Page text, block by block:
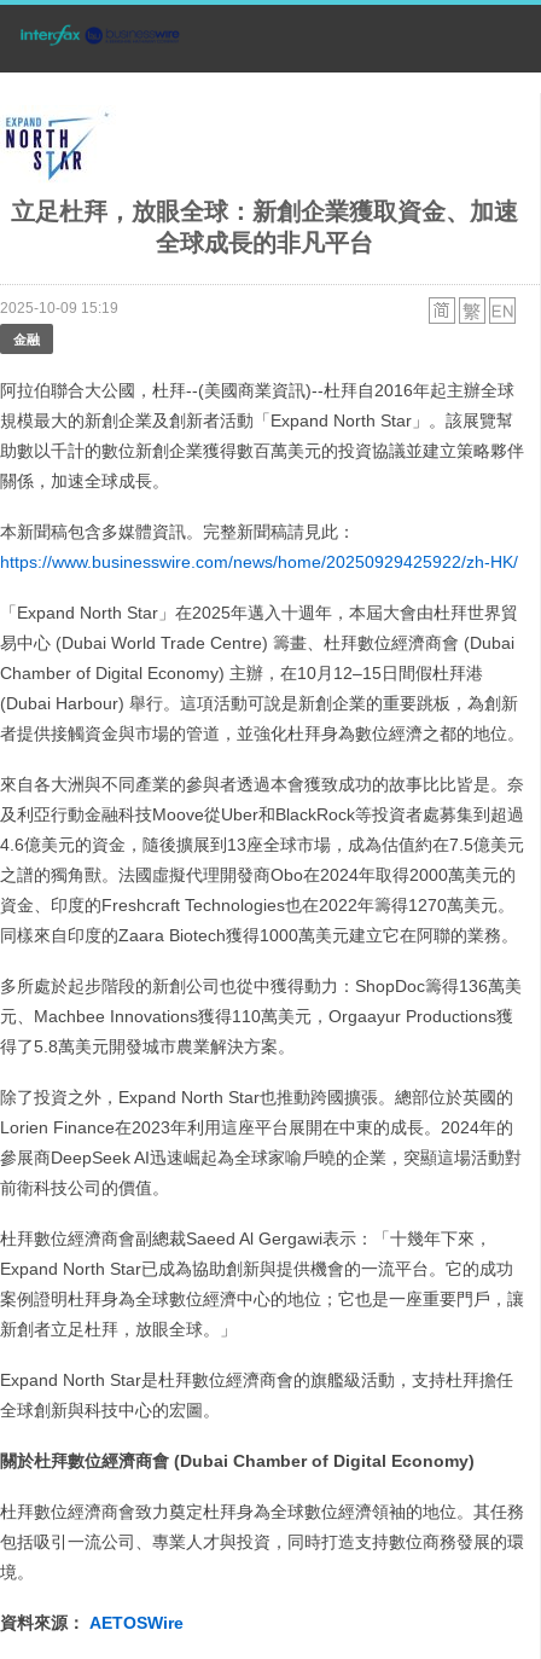
立足杜拜，放眼全球：新創企業獲取資金、加速
全球成長的非凡平台
2025-10-09 15:19
金融
阿拉伯聯合大公國，杜拜--(美國商業資訊)--杜拜自2016年起主辦全球
規模最大的新創企業及創新者活動「Expand North Star」。該展覽幫
助數以千計的數位新創企業獲得數百萬美元的投資協議並建立策略夥伴
關係，加速全球成長。
本新聞稿包含多媒體資訊。完整新聞稿請見此：
https://www.businesswire.com/news/home/20250929425922/zh-HK/
「Expand North Star」在2025年邁入十週年，本屆大會由杜拜世界貿
易中心 (Dubai World Trade Centre) 籌畫、杜拜數位經濟商會 (Dubai
Chamber of Digital Economy) 主辦，在10月12–15日間假杜拜港
(Dubai Harbour) 舉行。這項活動可說是新創企業的重要跳板，為創新
者提供接觸資金與市場的管道，並強化杜拜身為數位經濟之都的地位。
來自各大洲與不同產業的參與者透過本會獲致成功的故事比比皆是。奈
及利亞行動金融科技Moove從Uber和BlackRock等投資者處募集到超過
4.6億美元的資金，隨後擴展到13座全球市場，成為估值約在7.5億美元
之譜的獨角獸。法國虛擬代理開發商Obo在2024年取得2000萬美元的
資金、印度的Freshcraft Technologies也在2022年籌得1270萬美元。
同樣來自印度的Zaara Biotech獲得1000萬美元建立它在阿聯的業務。
多所處於起步階段的新創公司也從中獲得動力：ShopDoc籌得136萬美
元、Machbee Innovations獲得110萬美元，Orgaayur Productions獲
得了5.8萬美元開發城市農業解決方案。
除了投資之外，Expand North Star也推動跨國擴張。總部位於英國的
Lorien Finance在2023年利用這座平台展開在中東的成長。2024年的
參展商DeepSeek AI迅速崛起為全球家喻戶曉的企業，突顯這場活動對
前衛科技公司的價值。
杜拜數位經濟商會副總裁Saeed Al Gergawi表示：「十幾年下來，
Expand North Star已成為協助創新與提供機會的一流平台。它的成功
案例證明杜拜身為全球數位經濟中心的地位；它也是一座重要門戶，讓
新創者立足杜拜，放眼全球。」
Expand North Star是杜拜數位經濟商會的旗艦級活動，支持杜拜擔任
全球創新與科技中心的宏圖。
關於杜拜數位經濟商會 (Dubai Chamber of Digital Economy)
杜拜數位經濟商會致力奠定杜拜身為全球數位經濟領袖的地位。其任務
包括吸引一流公司、專業人才與投資，同時打造支持數位商務發展的環
境。
資料來源： AETOSWire